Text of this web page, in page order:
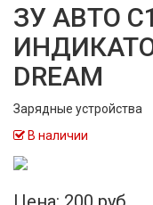
ЗУ АВТО
DREAM
Зарядные устройства
В наличии